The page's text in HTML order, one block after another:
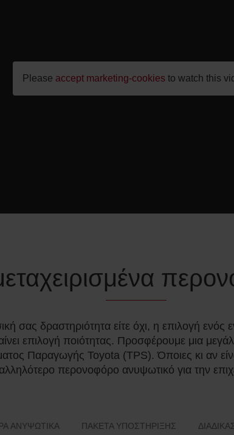
Please accept marketing-cookies to watch this
σας δραστηριότητα είτε όχι, η επιλογή
επιλογή ποιότητας. Προσφέρουμε μια
Παραγωγής Toyota (TPS). Όποιες κι αν
περονοφόρο ανυψωτικό για την
ΑΝΥΨΩΤΙΚΆ ΠΑΚΈΤΑ ΥΠΟΣΤΉΡΙΞΗΣ